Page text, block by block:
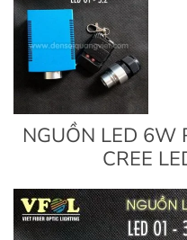
NGUỒN LED 6W
CREE